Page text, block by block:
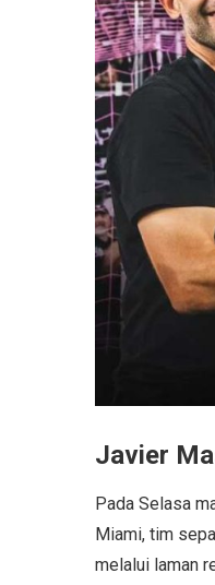
Javier
Pada Selasa
Miami, tim
melalui laman